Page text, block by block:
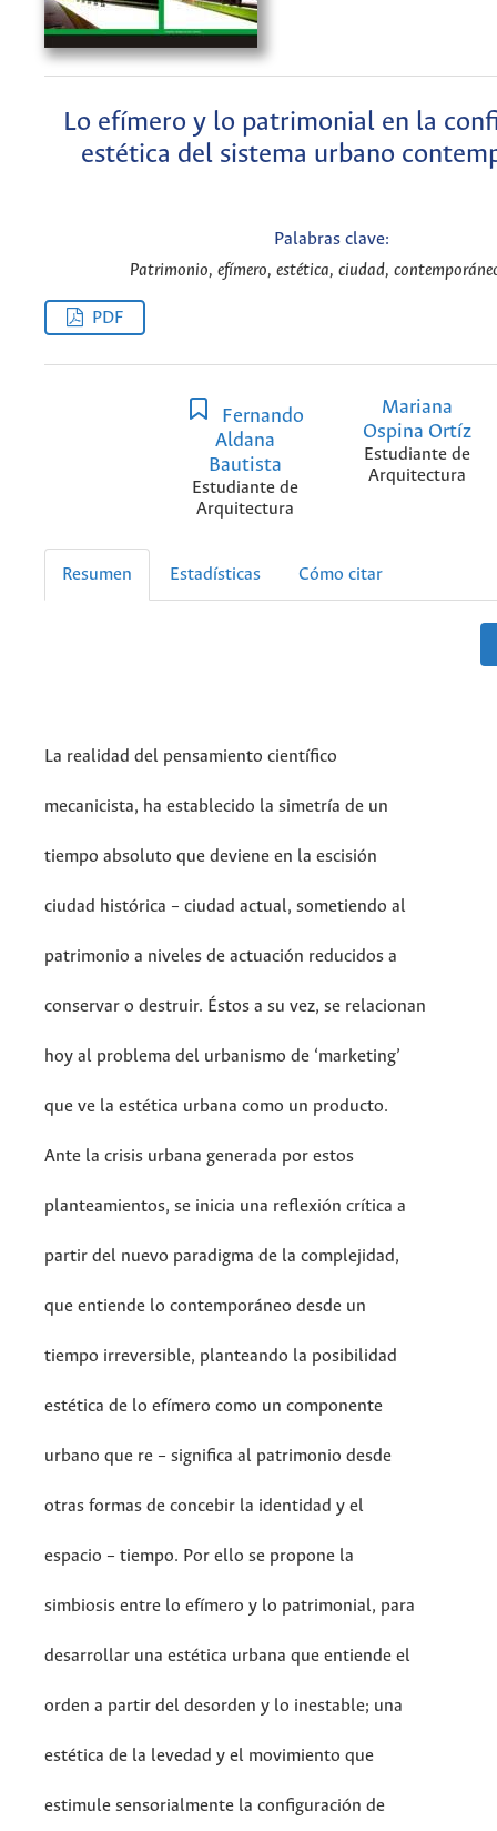
Lo efímero y lo patrimonial en la
estética del sistema urbano
Palabras clave:
Patrimonio, efímero, estética, ciudad,
PDF
Fernando
Aldana
Bautista
Estudiante de
Arquitectura
Mariana
Ospina Ortíz
Estudiante de
Arquitectura
Resumen Estadísticas Cómo citar
La realidad del pensamiento científico
mecanicista, ha establecido la simetría de un
tiempo absoluto que deviene en la escisión
ciudad histórica – ciudad actual, sometiendo al
patrimonio a niveles de actuación reducidos a
conservar o destruir. Éstos a su vez, se relacionan
hoy al problema del urbanismo de ‘marketing’
que ve la estética urbana como un producto.
Ante la crisis urbana generada por estos
planteamientos, se inicia una reflexión crítica a
partir del nuevo paradigma de la complejidad,
que entiende lo contemporáneo desde un
tiempo irreversible, planteando la posibilidad
estética de lo efímero como un componente
urbano que re – significa al patrimonio desde
otras formas de concebir la identidad y el
espacio – tiempo. Por ello se propone la
simbiosis entre lo efímero y lo patrimonial, para
desarrollar una estética urbana que entiende el
orden a partir del desorden y lo inestable; una
estética de la levedad y el movimiento que
estimule sensorialmente la configuración de